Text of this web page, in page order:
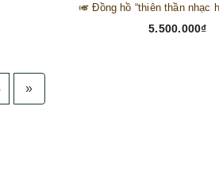
5.500.000₫
»